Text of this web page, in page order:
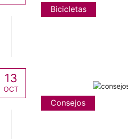
Bicicletas
Consejos
13
OCT